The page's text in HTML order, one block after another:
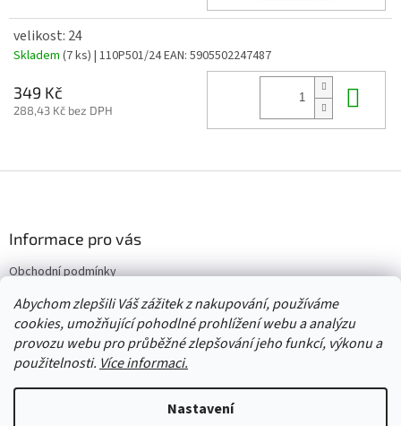
Abychom zlepšili Váš zážitek z nakupování, používáme
cookies, umožňující pohodlné prohlížení webu a analýzu
provozu webu pro průběžné zlepšování jeho funkcí, výkonu a
použitelnosti. Více informaci.
Nastavení
velikost: 24
Skladem (7 ks) | 110P501/24EAN: 5905502247487
349 Kč
288,43 Kč bez DPH
í
Informace pro vás
Obchodní podmínky
Vrácení/výměna/reklamace
Velkoobchod